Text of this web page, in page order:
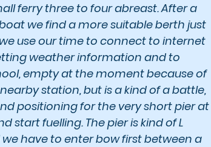
ferry three to four abreast. After a
we find a more suitable berth just
use our time to connect to internet
weather information and to
empty at the moment because of
station, but is a kind of a battle,
positioning for the very short pier at
start fuelling. The pier is kind of L
have to enter bow first between a